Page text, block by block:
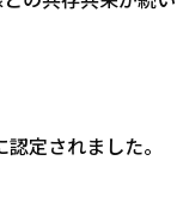
定されました。